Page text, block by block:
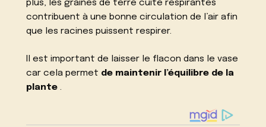
plus, les graines de terre cuite respirantes
contribuent à une bonne circulation de l’air afin
que les racines puissent respirer.
Il est important de laisser le flacon dans le vase
car cela permet de maintenir l’équilibre de la
plante .